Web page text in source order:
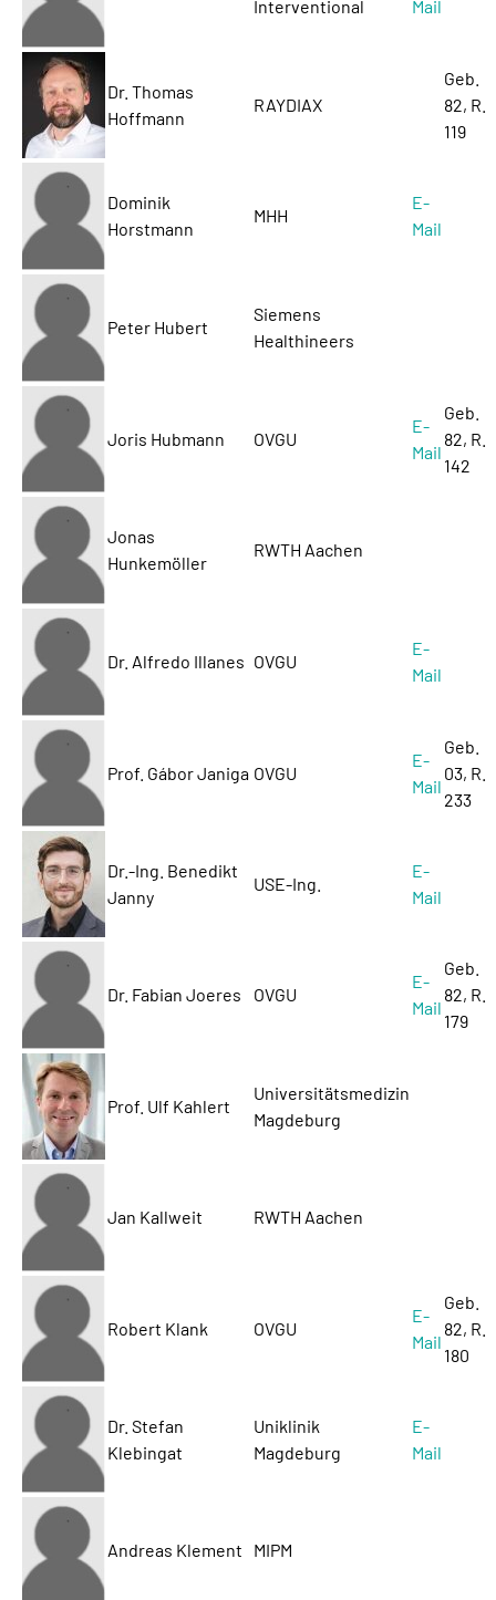
Interventional Mail
Dr. Thomas
Hoffmann
RAYDIAX
Geb.
82, R.
119
Dominik
Horstmann
MHH
E-
Mail
Peter Hubert
Siemens
Healthineers
Joris Hubmann OVGU
E-
Mail
Geb.
82, R.
142
Jonas
Hunkemöller
RWTH Aachen
Dr. Alfredo Illanes OVGU
E-
Mail
Prof. Gábor Janiga OVGU
E-
Mail
Geb.
03, R.
233
Dr.-Ing. Benedikt
Janny
USE-Ing.
E-
Mail
Dr. Fabian Joeres OVGU
E-
Mail
Geb.
82, R.
179
Prof. Ulf Kahlert
Universitätsmedizin
Magdeburg
Jan Kallweit RWTH Aachen
Robert Klank OVGU
E-
Mail
Geb.
82, R.
180
Dr. Stefan
Klebingat
Uniklinik
Magdeburg
E-
Mail
Andreas Klement MIPM